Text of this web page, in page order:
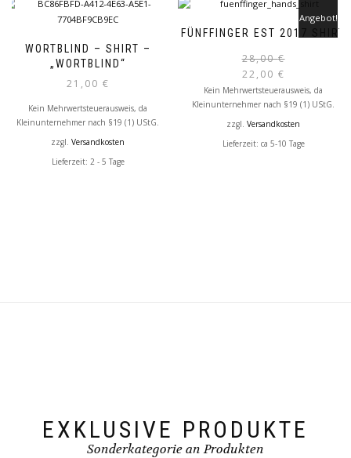
WORTBLIND – SHIRT –
„WORTBLIND“
21,00 €
Kein Mehrwertsteuerausweis, da
Kleinunternehmer nach §19 (1) UStG.
zzgl. Versandkosten
Lieferzeit: 2 - 5 Tage
FÜNFFINGER EST 2017 SHIRT
Angebot!
28,00€
22,00 €
Kein Mehrwertsteuerausweis, da
Kleinunternehmer nach §19 (1) UStG.
zzgl. Versandkosten
Lieferzeit: ca 5-10 Tage
EXKLUSIVE PRODUKTE
Sonderkategorie an Produkten